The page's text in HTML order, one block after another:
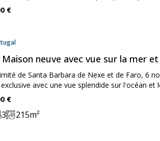
€
Maison neuve avec vue sur la mer
de Santa Barbara de Nexe et de Faro, 6
avec une vue splendide sur l'océan et
€
3Zone:
215m²